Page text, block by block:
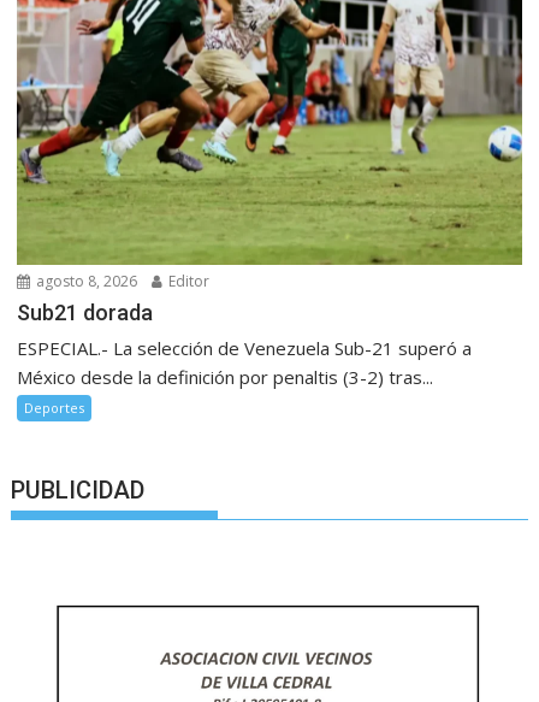
agosto 8, 2026 Editor
Sub21 dorada
ESPECIAL.- La selección de Venezuela Sub-21 superó a
México desde la definición por penaltis (3-2) tras...
Deportes
PUBLICIDAD